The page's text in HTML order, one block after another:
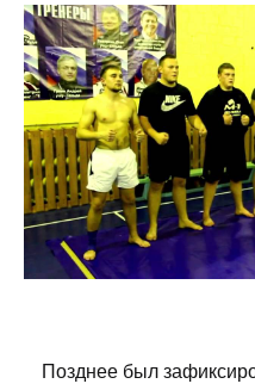
Позднее был